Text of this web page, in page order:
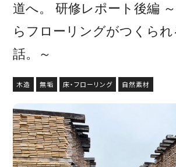
道へ。 研修レポート後編
らフローリングがつくら
話。～
木造 無垢 床・フローリング 自然素材